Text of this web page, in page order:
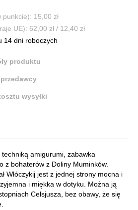
15,00 zł
UE): 62,00 zł / 12,40 zł
14 dni roboczych
produktu
wysyłki
techniką amigurumi, zabawka
z bohaterów z Doliny Muminków.
Włóczykij jest z jednej strony mocna i
i miękka w dotyku. Można ją
Celsjusza, bez obawy, że się